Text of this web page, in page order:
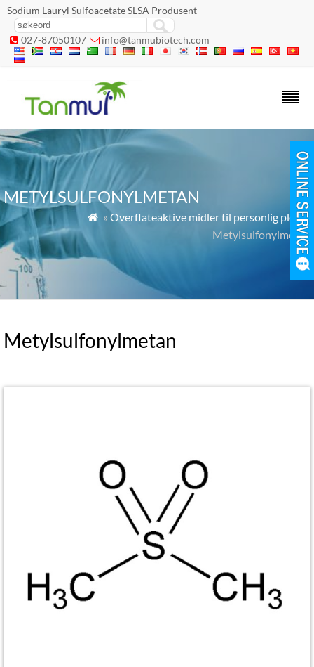
Sodium Lauryl Sulfoacetate SLSA Produsent
 027-87050107  info@tanmubiotech.com
METYLSULFONYLMETAN
 » Overflateaktive midler til personlig pleie»
Metylsulfonylmetan
Metylsulfonylmetan